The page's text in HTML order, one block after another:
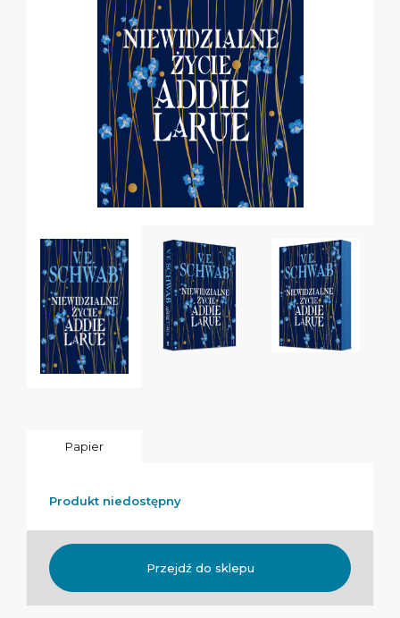
Papier
Produkt niedostępny
Przejdź do sklepu